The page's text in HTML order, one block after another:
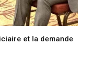
et la demande